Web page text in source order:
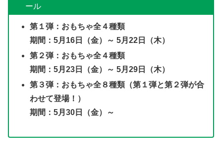
ール
第１弾：おもちゃ全４種類
期間：5月16日（金）～ 5月22日（木）
第２弾：おもちゃ全４種類
期間：5月23日（金）～ 5月29日（木）
第３弾：おもちゃ全８種類（第１弾と第２弾が合
わせて登場！）
期間：5月30日（金）～